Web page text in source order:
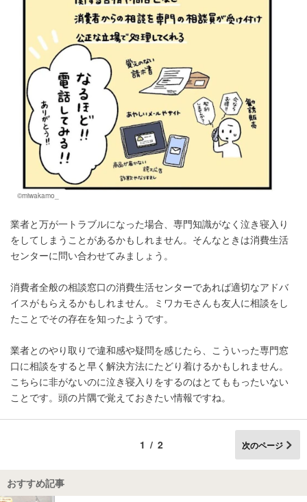
©miwakamo_
業者と万が一トラブルになった場合、専門知識がなく泣き寝入り
をしてしまうことがあるかもしれません。そんなときは消費生活
センターに問い合わせてみましょう。
消費者全般の相談窓口の消費生活センターであれば適切なアドバ
イスがもらえるかもしれません。ミワカモさんも友人に相談をし
たことでその存在を知ったようです。
業者とのやり取りで違和感や疑問を感じたら、こういった専門窓
口に相談をすると早く解決方法にたどり着けるかもしれません。
こちらに非がないのに泣き寝入りをするのはとてももったいない
ことです。頭の片隅で覚えておきたい情報ですね。
1/2 次のページ
おすすめ記事